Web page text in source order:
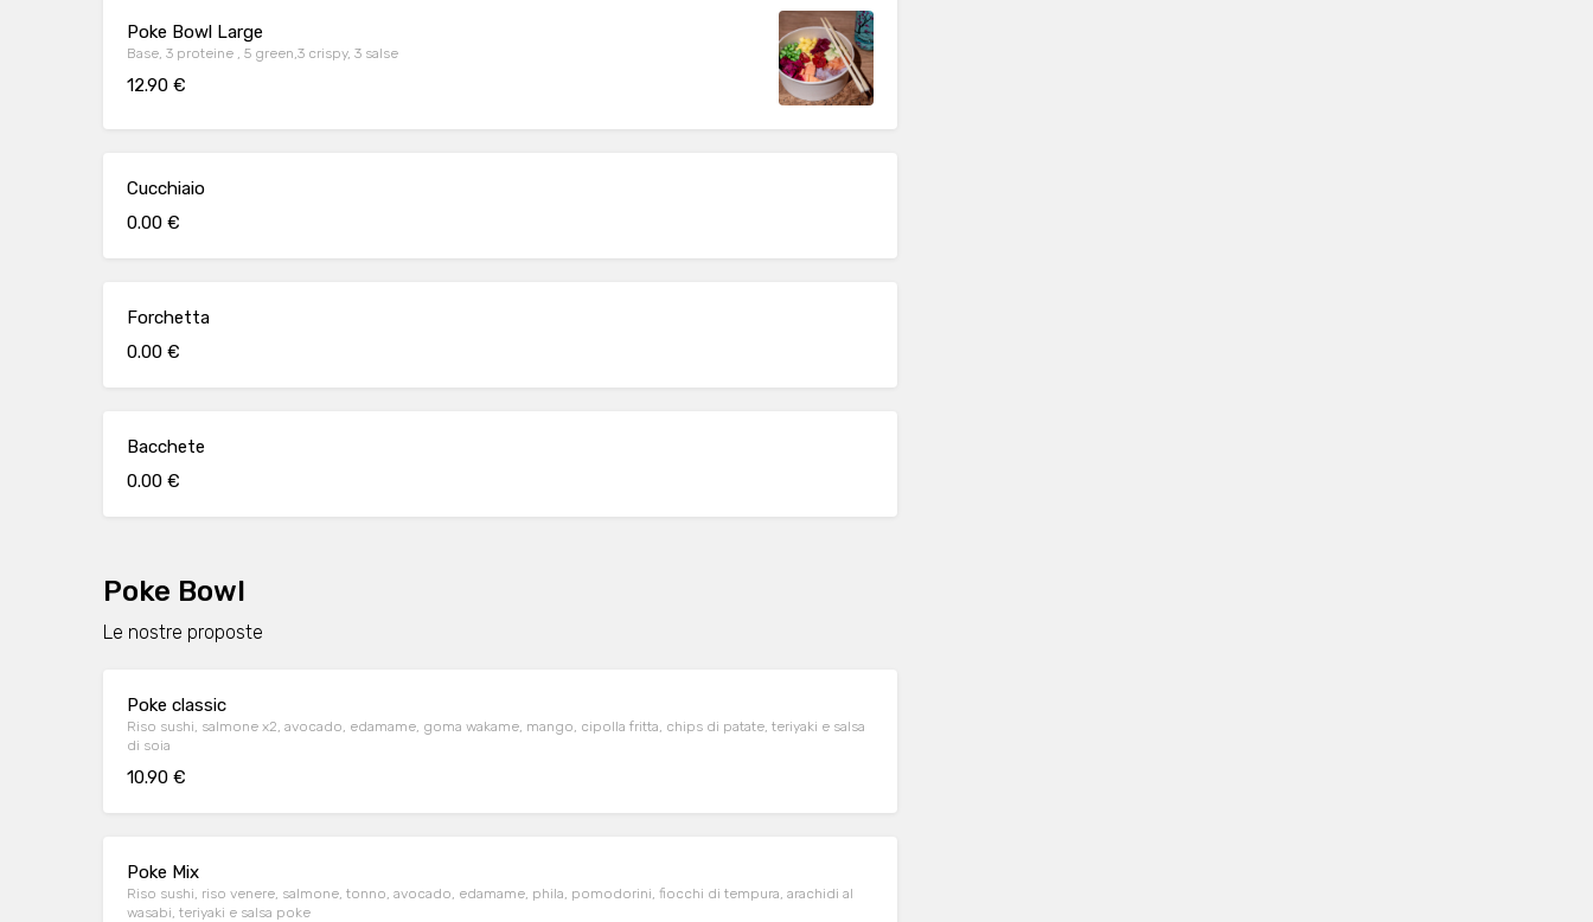
Poke Bowl Large
Base, 3 proteine , 5 green,3 crispy, 3 salse
12.90 €
Cucchiaio
0.00 €
Forchetta
0.00 €
Bacchete
0.00 €
Poke Bowl
Le nostre proposte
Poke classic
Riso sushi, salmone x2, avocado, edamame, goma wakame, mango, cipolla fritta, chips di patate, teriyaki e salsa
di soia
10.90 €
Poke Mix
Riso sushi, riso venere, salmone, tonno, avocado, edamame, phila, pomodorini, fiocchi di tempura, arachidi al
wasabi, teriyaki e salsa poke